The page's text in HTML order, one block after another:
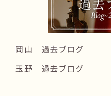
岡山 過去ブログ
玉野 過去ブログ